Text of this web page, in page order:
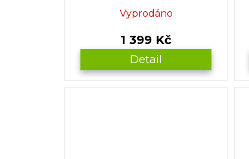
Vyprodáno
1 399 Kč
Detail